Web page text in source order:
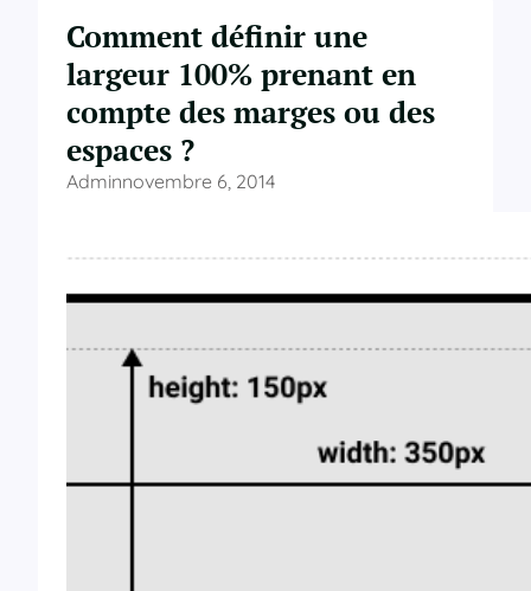
Comment définir une
largeur 100% prenant en
compte des marges ou des
espaces ?
Adminnovembre 6, 2014